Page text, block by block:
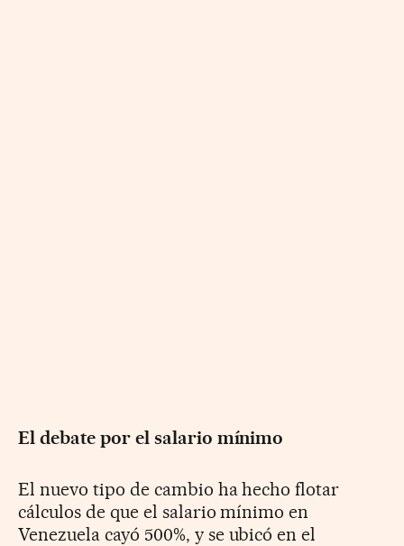
El debate por el salario mínimo
El nuevo tipo de cambio ha hecho flotar
cálculos de que el salario mínimo en
Venezuela cayó 500%, y se ubicó en el